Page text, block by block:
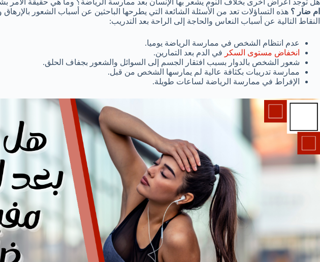
هل توجد أعراض أخرى بخلاف النوم يشعر بها الإنسان بعد ممارسة الرياضة؟ وما هي حقيقة الأمر
ام ضار ؟ هذه التساؤلات تعد من الأسئلة الشائعة التي يطرحها الباحثين عن أسباب الشعور
النقاط التالية عن أسباب النعاس والحاجة إلى الراحة بعد التدريب:
عدم انتظام الشخص في ممارسة الرياضة يوميا.
انخفاض مستوى السكر في الدم بعد التمارين.
شعور الشخص بالدوار بسبب افتقار الجسم إلى السوائل والشعور بجفاف الحلق.
ممارسة تدريبات بكثافة عالية لم يمارسها الشخص من قبل.
الإفراط في ممارسة الرياضة لساعات طويلة.